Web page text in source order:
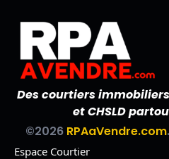
Des courtiers immobiliers
et CHSLD
©2026 RPAaVendre.com
Espace Courtier